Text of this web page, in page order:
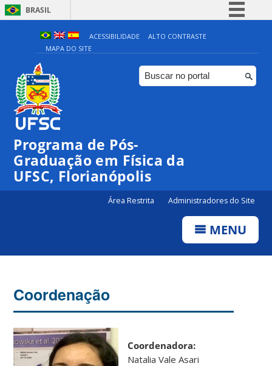
BRASIL
Simplifique!
Comunica BR
Participe
ACESSIBILIDADE
ALTO CONTRASTE
MAPA DO SITE
Programa de Pós-
Graduação em Física da
UFSC, Florianópolis
Área Restrita Administradores do Site
MENU
Coordenação
Coordenadora:
Natalia Vale Asari